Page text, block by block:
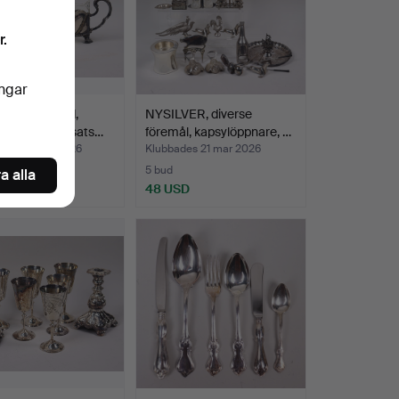
jugend,
med glasinsats…
23 mar 2026
NYSILVER, diverse
föremål, kapsylöppnare, …
Klubbades 21 mar 2026
5 bud
48 USD
alla